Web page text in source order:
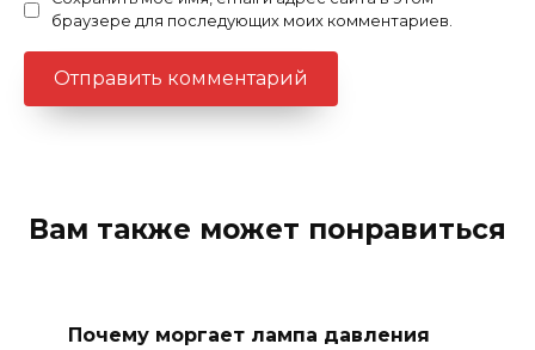
браузере для последующих моих комментариев.
Вам также может понравиться
Почему моргает лампа давления